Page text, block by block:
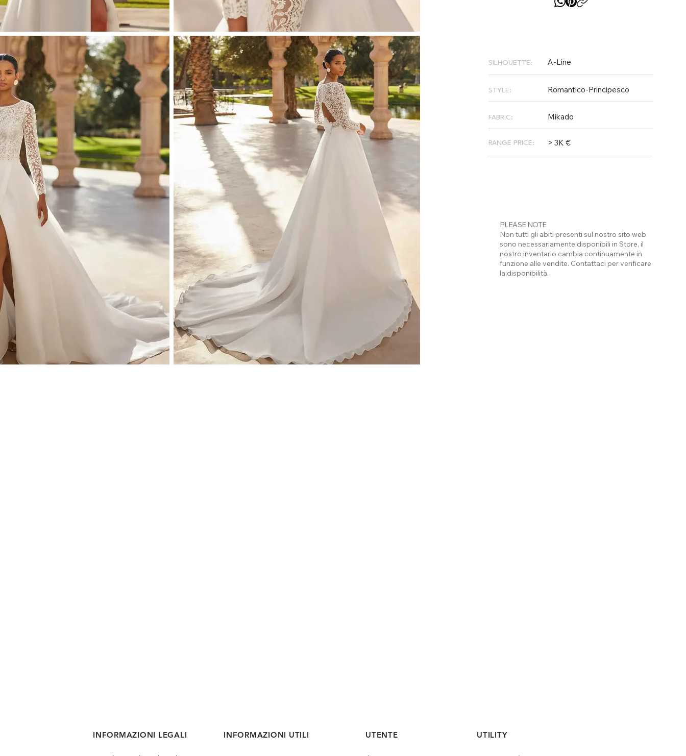
SILHOUETTE: A-Line
STYLE: Romantico-Principesco
FABRIC: Mikado
RANGE PRICE: > 3K €
PLEASE NOTE
Non tutti gli abiti presenti sul nostro sito web
sono necessariamente disponibili in Store, il
nostro inventario cambia continuamente in
funzione alle vendite. Contattaci per verificare
la disponibilità.
INFORMAZIONI LEGALI INFORMAZIONI UTILI UTENTE UTILITY